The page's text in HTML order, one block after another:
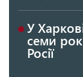
У
семи
Росії